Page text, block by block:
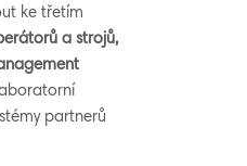
ke třetím
a strojů,
partnerů